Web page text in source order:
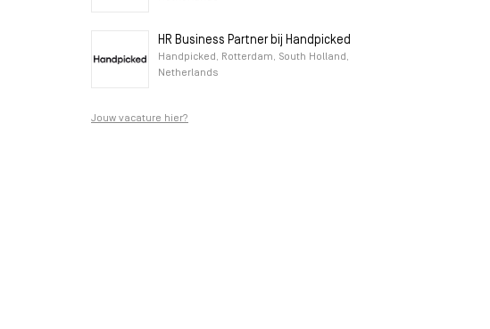
HR Business Partner bij Handpicked
Handpicked, Rotterdam, South Holland,
Netherlands
Jouw vacature hier?